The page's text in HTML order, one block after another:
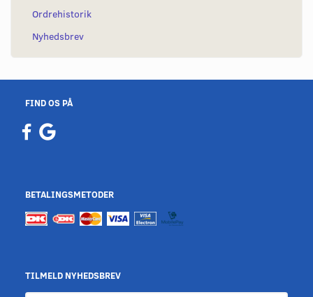
Ordrehistorik
Nyhedsbrev
FIND OS PÅ
BETALINGSMETODER
TILMELD NYHEDSBREV